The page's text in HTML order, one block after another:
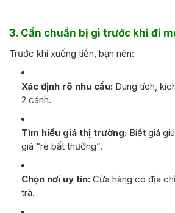
3. Cần chuẩn bị gì trước khi đi
Trước khi xuống tiền, bạn nên:
Xác định rõ nhu cầu: Dung tích,
2 cánh.
Tìm hiểu giá thị trường: Biết giá
giá “rẻ bất thường”.
Chọn nơi uy tín: Cửa hàng có địa
trả.